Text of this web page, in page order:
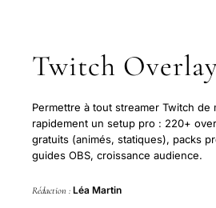
Twitch
Permettre à tout streamer Twitch de
rapidement un setup pro : 220+
gratuits (animés, statiques), packs
guides OBS, croissance audience.
Rédaction : Léa Martin